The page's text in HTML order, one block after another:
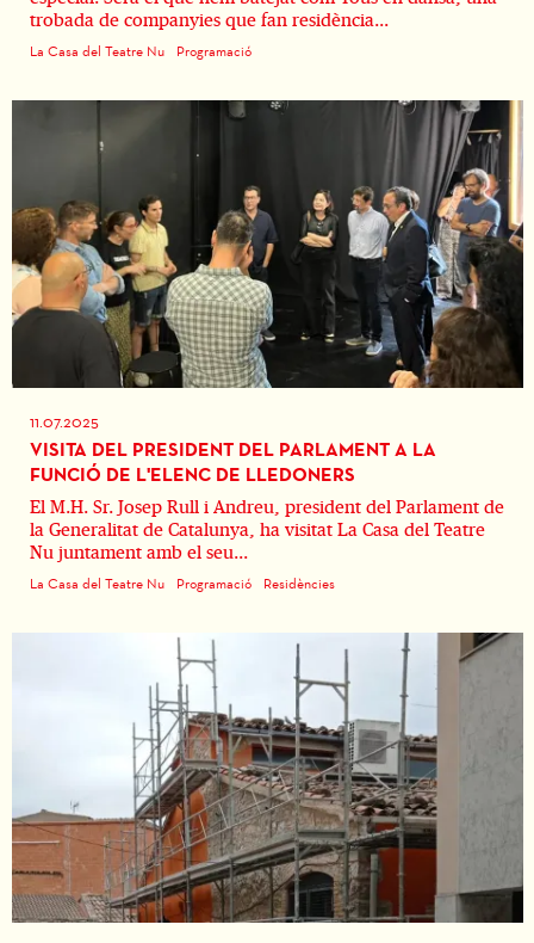
trobada de companyies que fan residència...
La Casa del Teatre Nu Programació
11.07.2025
VISITA DEL PRESIDENT DEL PARLAMENT A LA
FUNCIÓ DE L'ELENC DE LLEDONERS
El M.H. Sr. Josep Rull i Andreu, president del Parlament de
la Generalitat de Catalunya, ha visitat La Casa del Teatre
Nu juntament amb el seu...
La Casa del Teatre Nu Programació Residències